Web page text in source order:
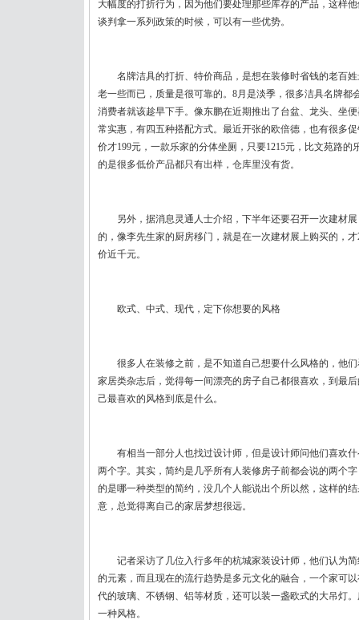
大幅度的打折行为，因为他们要处理那些库存的产品，这样
谈判拿一系列政策的时候，可以有一些优势。
名牌洁具的打折、特价商品，是想在装修时省钱的老百姓
老一些而已，质量是很可靠的。8月是淡季，很多洁具名牌都
消费者就该趁早下手。像东鹏在近期推出了台盆、龙头、坐
常实惠，有四五种搭配方式。最近开张的欧倍德，也有很多
价才199元，一款乐家的分体坐厕，只要1215元，比文苑路的
的是很多低价产品都只有出样，仓库里没有货。
另外，据消息灵通人士介绍，下半年还要召开一次建材展
的，像李先生家的厨房移门，就是在一次建材展上购买的，
价近千元。
欧式、中式、现代，定下你想要的风格
很多人在装修之前，是不知道自己想要什么风格的，他们
家居类杂志后，觉得每一间漂亮的房子自己都很喜欢，到最
己最喜欢的风格到底是什么。
有相当一部分人也找过设计师，但是设计师问他们喜欢什
两个字。其实，简约是几乎所有人装修房子前都会说的两个
的是哪一种类型的简约，没几个人能说出个所以然，这样的
意，总觉得离自己的家居梦想很远。
记者采访了几位入行多年的杭城家装设计师，他们认为简
的元素，而且现在的流行趋势是多元文化的融合，一个家可
代的玻璃、不锈钢、铝等材质，还可以装一盏欧式的大吊灯
一种风格。